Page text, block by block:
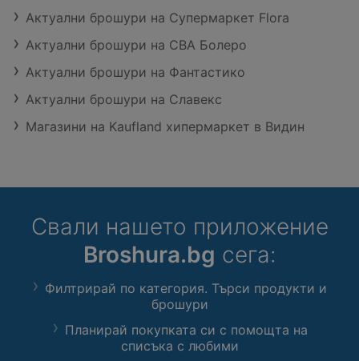
Актуални брошури на Супермаркет Flora
Актуални брошури на CBA Болеро
Актуални брошури на Фантастико
Актуални брошури на Славекс
Магазини на Kaufland хипермаркет в Видин
Свали нашето приложение
Broshura.bg сега:
Филтрирай по категория. Търси продукти и
брошури
Планирай покупката си с помощта на
списъка с любими